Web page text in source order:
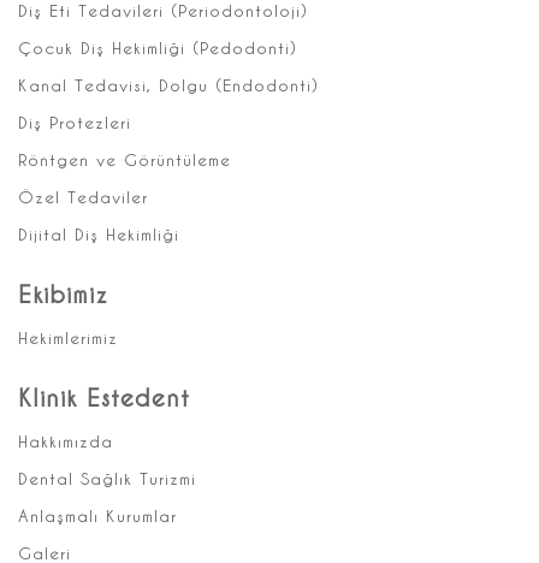
Diş Eti Tedavileri (Periodontoloji)
Çocuk Diş Hekimliği (Pedodonti)
Kanal Tedavisi, Dolgu (Endodonti)
Diş Protezleri
Röntgen ve Görüntüleme
Özel Tedaviler
Dijital Diş Hekimliği
Ekibimiz
Hekimlerimiz
Klinik Estedent
Hakkımızda
Dental Sağlık Turizmi
Anlaşmalı Kurumlar
Galeri